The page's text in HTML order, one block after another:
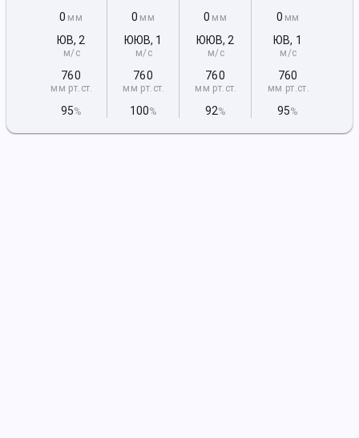
0 мм
ЮВ, 2
м/с
760
мм рт.ст.
95%
0 мм
ЮЮВ, 1
м/с
760
мм рт.ст.
100%
0 мм
ЮЮВ, 2
м/с
760
мм рт.ст.
92%
0 мм
ЮВ, 1
м/с
760
мм рт.ст.
95%